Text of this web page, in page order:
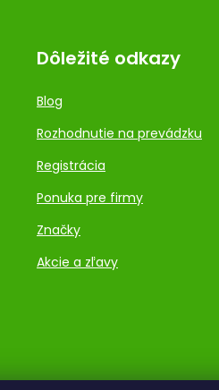
Dôležité odkazy
Blog
Rozhodnutie na prevádzku
Registrácia
Ponuka pre firmy
Značky
Akcie a zľavy